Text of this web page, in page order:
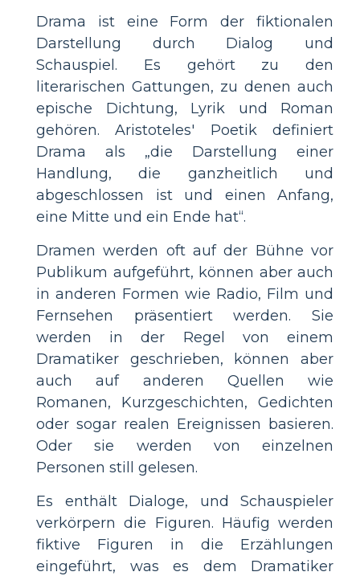
Drama ist eine Form der fiktionalen
Darstellung durch Dialog und
Schauspiel. Es gehört zu den
literarischen Gattungen, zu denen auch
epische Dichtung, Lyrik und Roman
gehören. Aristoteles' Poetik definiert
Drama als „die Darstellung einer
Handlung, die ganzheitlich und
abgeschlossen ist und einen Anfang,
eine Mitte und ein Ende hat“.
Dramen werden oft auf der Bühne vor
Publikum aufgeführt, können aber auch
in anderen Formen wie Radio, Film und
Fernsehen präsentiert werden. Sie
werden in der Regel von einem
Dramatiker geschrieben, können aber
auch auf anderen Quellen wie
Romanen, Kurzgeschichten, Gedichten
oder sogar realen Ereignissen basieren.
Oder sie werden von einzelnen
Personen still gelesen.
Es enthält Dialoge, und Schauspieler
verkörpern die Figuren. Häufig werden
fiktive Figuren in die Erzählungen
eingeführt, was es dem Dramatiker